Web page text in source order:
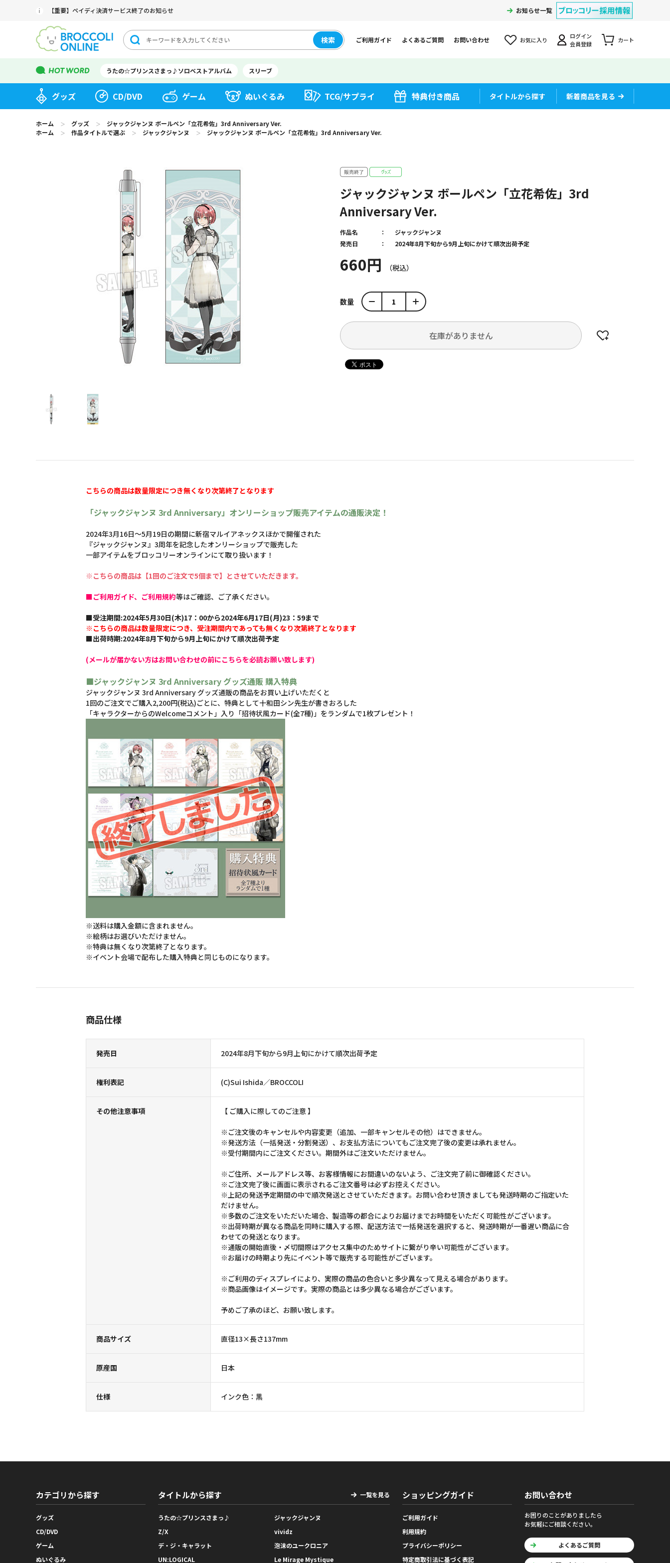
【重要】ペイディ決済サービス終了のお知らせ お知らせ一覧
検索 ご利用ガイド よくあるご質問 お問い合わせ お気に入り
ログイン
会員登録
カート
うたの☆プリンスさまっ♪ソロベストアルバム スリーブ
グッズ CD/DVD ゲーム ぬいぐるみ TCG/サプライ 特典付き商品 タイトルから探す 新着商品を見る
ホーム ＞ グッズ ＞
ジャックジャンヌ ボールペン「立花希佐」3rd Anniversary Ver.
ホーム
＞ 作品タイトルで選ぶ ＞ ジャックジャンヌ ＞ ジャックジャンヌ ボールペン「立花希佐」3rd Anniversary Ver.
ジャックジャンヌ ボールペン「立花希佐」3rd
Anniversary Ver.
660円
作品名
ジャックジャンヌ
発売日
2024年8月下旬から9月上旬にかけて順次出荷予定
数量
在庫がありません
こちらの商品は数量限定につき無くなり次第終了となります
「ジャックジャンヌ 3rd Anniversary」オンリーショップ販売アイテムの通販決定！
2024年3月16日～5月19日の期間に新宿マルイアネックスほかで開催された
『ジャックジャンヌ』3周年を記念したオンリーショップで販売した
一部アイテムをブロッコリーオンラインにて取り扱います！
※こちらの商品は【1回のご注文で5個まで】とさせていただきます。
■ご利用ガイド、ご利用規約等はご確認、ご了承ください。
■受注期間:2024年5月30日(木)17：00から2024年6月17日(月)23：59まで
※こちらの商品は数量限定につき、受注期間内であっても無くなり次第終了となります
■出荷時期:2024年8月下旬から9月上旬にかけて順次出荷予定
(メールが届かない方はお問い合わせの前にこちらを必読お願い致します)
■ジャックジャンヌ 3rd Anniversary グッズ通販 購入特典
ジャックジャンヌ 3rd Anniversary グッズ通販の商品をお買い上げいただくと
1回のご注文でご購入2,200円(税込)ごとに、特典として十和田シン先生が書きおろした
「キャラクターからのWelcomeコメント」入り「招待状風カード(全7種)」をランダムで1枚プレゼント！
※送料は購入金額に含まれません。
※絵柄はお選びいただけません。
※特典は無くなり次第終了となります。
※イベント会場で配布した購入特典と同じものになります。
商品仕様
発売日 2024年8月下旬から9月上旬にかけて順次出荷予定
権利表記 (C)Sui Ishida／BROCCOLI
その他注意事項 【 ご購入に際してのご注意 】
※ご注文後のキャンセルや内容変更（追加、一部キャンセルその他）はできません。
※発送方法（一括発送・分割発送）、お支払方法についてもご注文完了後の変更は承れません。
※受付期間内にご注文ください。期間外はご注文いただけません。
※ご住所、メールアドレス等、お客様情報にお間違いのないよう、ご注文完了前に御確認ください。
※ご注文完了後に画面に表示されるご注文番号は必ずお控えください。
※上記の発送予定期間の中で順次発送とさせていただきます。お問い合わせ頂きましても発送時期のご指定いた
だけません。
※多数のご注文をいただいた場合、製造等の都合によりお届けまでお時間をいただく可能性がございます。
※出荷時期が異なる商品を同時に購入する際、配送方法で一括発送を選択すると、発送時期が一番遅い商品に合
わせての発送となります。
※通販の開始直後・〆切間際はアクセス集中のためサイトに繋がり辛い可能性がございます。
※お届けの時期より先にイベント等で販売する可能性がございます。
※ご利用のディスプレイにより、実際の商品の色合いと多少異なって見える場合があります。
※商品画像はイメージです。実際の商品とは多少異なる場合がございます。
予めご了承のほど、お願い致します。
商品サイズ 直径13×長さ137mm
原産国 日本
仕様 インク色：黒
カテゴリから探す
グッズ
CD/DVD
ゲーム
ぬいぐるみ
タイトルから探す 一覧を見る
うたの☆プリンスさまっ♪
ジャックジャンヌ
Z/X
vividz
デ・ジ・キャラット
泡沫のユークロニア
UN:LOGICAL
Le Mirage Mystique
ショッピングガイド
ご利用ガイド
利用規約
プライバシーポリシー
特定商取引法に基づく表記
お問い合わせ
お困りのことがありましたら
お気軽にご相談ください。
よくあるご質問